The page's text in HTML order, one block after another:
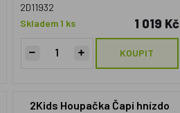
2D11932
Skladem 1 ks
1 019 Kč
KOUPIT
2Kids Houpačka Čapí hnízdo